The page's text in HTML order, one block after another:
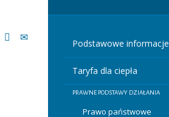
Podstawowe informacje
Taryfa dla ciepła
PRAWNE PODSTAWY DZIAŁANIA
Prawo państwowe